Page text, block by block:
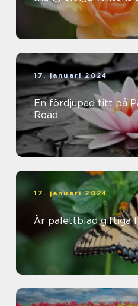
17. januari 2024
En fördjupad titt på
Road
17. januari 2024
Är palettblad giftiga